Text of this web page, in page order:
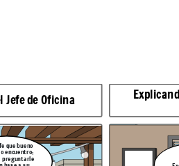
También recuerda darles
descanso, dado a que así
pueden soltar el estrés que
puedan tener por sus
labores que están
desarrollando
Jefe de Oficina
que bueno
encuentro;
preguntarle